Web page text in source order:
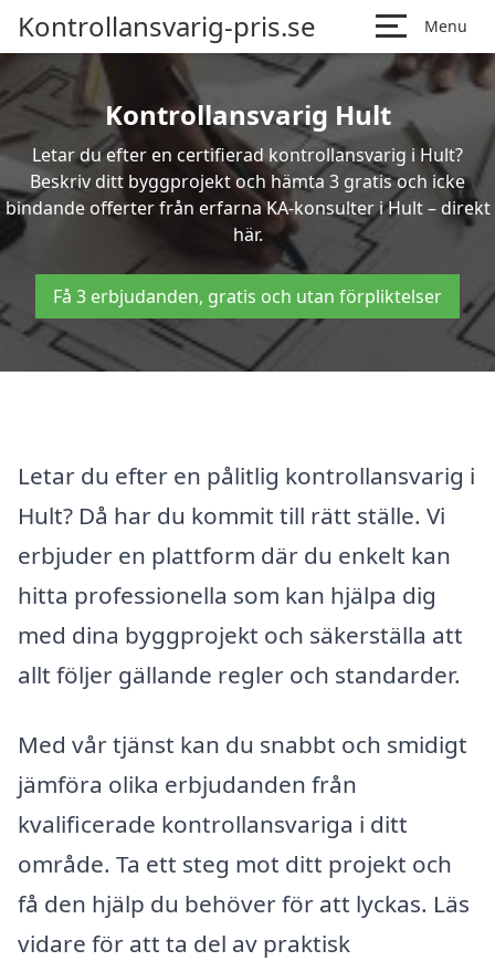
Kontrollansvarig-pris.se Menu
Kontrollansvarig Hult
Letar du efter en certifierad kontrollansvarig i Hult?
Beskriv ditt byggprojekt och hämta 3 gratis och icke
bindande offerter från erfarna KA-konsulter i Hult – direkt
här.
Få 3 erbjudanden, gratis och utan förpliktelser
Letar du efter en pålitlig kontrollansvarig i
Hult? Då har du kommit till rätt ställe. Vi
erbjuder en plattform där du enkelt kan
hitta professionella som kan hjälpa dig
med dina byggprojekt och säkerställa att
allt följer gällande regler och standarder.
Med vår tjänst kan du snabbt och smidigt
jämföra olika erbjudanden från
kvalificerade kontrollansvariga i ditt
område. Ta ett steg mot ditt projekt och
få den hjälp du behöver för att lyckas. Läs
vidare för att ta del av praktisk